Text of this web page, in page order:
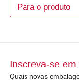
Para o produto
Inscreva-se
Quais novas